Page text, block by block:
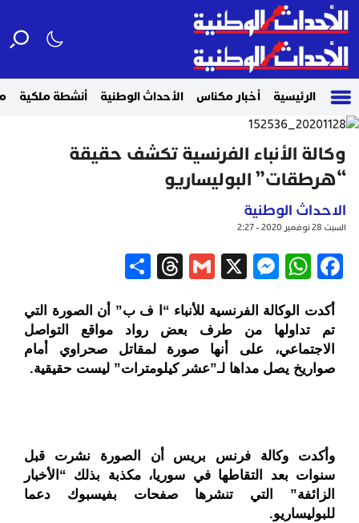
الرئيسية أخبار مكناس الأحداث الوطنية أنشطة ملكية
وكالة الأنباء الفرنسية تكشف حقيقة
“هرطقات” البوليساريو
الاحداث الوطنية
السبت 28 نوفمبر 2020 - 2:27
Facebook
WhatsApp
Messenger
X
Gmail
Threads
أكدت الوكالة الفرنسية للأنباء “ا ف ب” أن الصورة التي
تم تداولها من طرف بعض رواد مواقع التواصل
الاجتماعي، على أنها صورة لمقاتل صحراوي أمام
صواريخ يصل مداها لـ”عشر كيلومترات” ليست حقيقية.
وأكدت وكالة فرنس بريس أن الصورة نشرت قبل
سنوات بعد التقاطها في سوريا، مكذبة بذلك “الأخبار
الزائفة” التي تنشرها صفحات بفيسبوك دعما
للبوليساريو.